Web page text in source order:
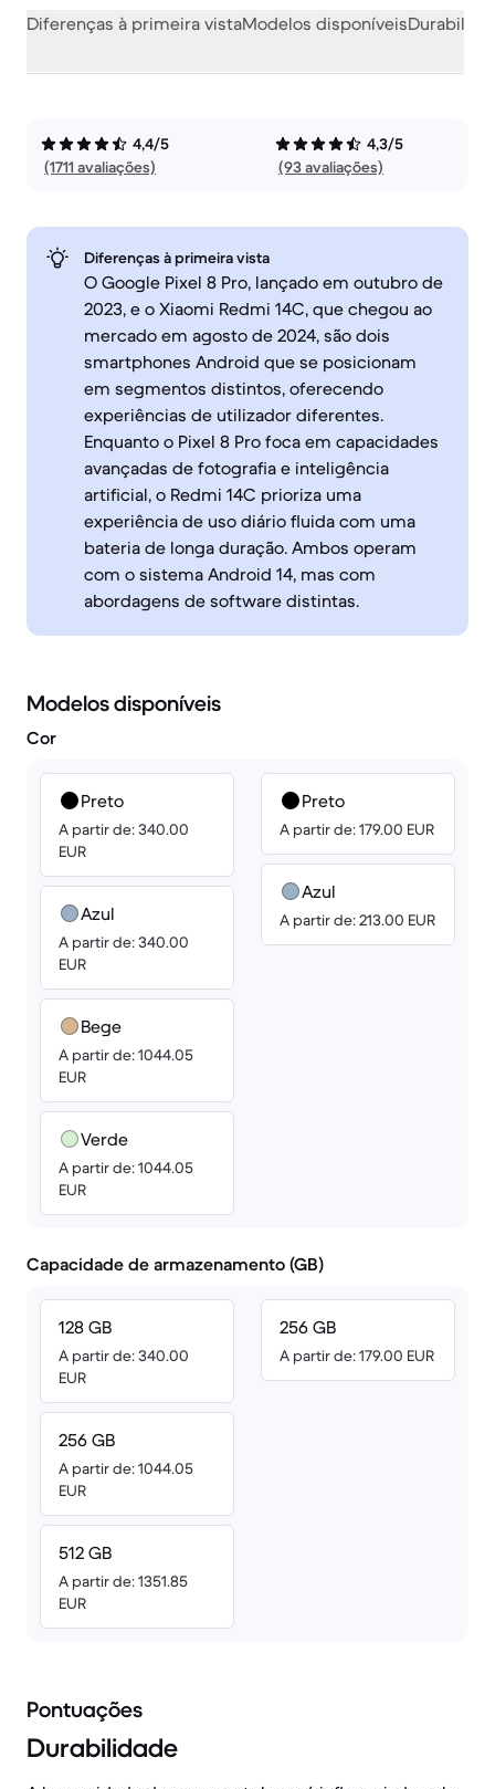
Diferenças à primeira vistaModelos disponíveis
4,4/5
(1711 avaliações)
4,3/5
(93 avaliações)
Diferenças à primeira vista
O Google Pixel 8 Pro, lançado em outubro de
2023, e o Xiaomi Redmi 14C, que chegou ao
mercado em agosto de 2024, são dois
smartphones Android que se posicionam
em segmentos distintos, oferecendo
experiências de utilizador diferentes.
Enquanto o Pixel 8 Pro foca em capacidades
avançadas de fotografia e inteligência
artificial, o Redmi 14C prioriza uma
experiência de uso diário fluida com uma
bateria de longa duração. Ambos operam
com o sistema Android 14, mas com
abordagens de software distintas.
Modelos disponíveis
Cor
Preto
A partir de: 340.00
EUR
Azul
A partir de: 340.00
EUR
Bege
A partir de: 1044.05
EUR
Verde
A partir de: 1044.05
EUR
Preto
A partir de: 179.00 EUR
Azul
A partir de: 213.00 EUR
Capacidade de armazenamento (GB)
128 GB
A partir de: 340.00
EUR
256 GB
A partir de: 1044.05
EUR
512 GB
A partir de: 1351.85
EUR
256 GB
A partir de: 179.00 EUR
Pontuações
Durabilidade